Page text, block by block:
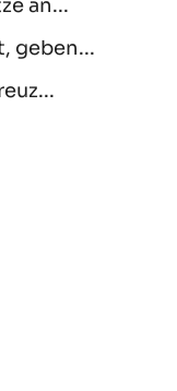
an...
geben...